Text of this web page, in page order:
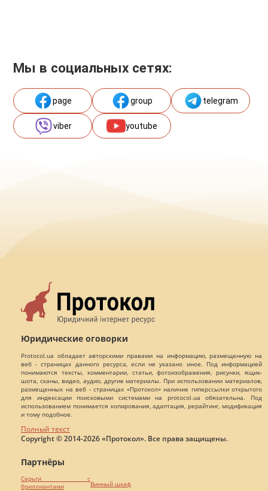
Мы в социальных сетях:
page group telegram
viber youtube
Юридические оговорки
Protocol.ua обладает авторскими правами на информацию, размещенную на
веб - страницах данного ресурса, если не указано иное. Под информацией
понимаются тексты, комментарии, статьи, фотоизображения, рисунки, ящик-
шота, сканы, видео, аудио, другие материалы. При использовании материалов,
размещенных на веб - страницах «Протокол» наличие гиперссылки открытого
для индексации поисковыми системами на protocol.ua обязательна. Под
использованием понимается копирования, адаптация, рерайтинг, модификация
и тому подобное.
Полный текст
Copyright © 2014-2026 «Протокол». Все права защищены.
Партнёры
Серьги с
бриллиантами
Винный шкаф